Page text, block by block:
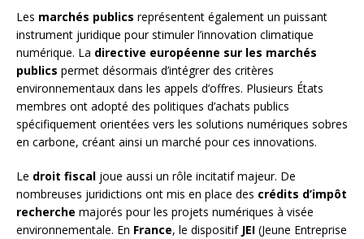
Les marchés publics représentent également un puissant
instrument juridique pour stimuler l’innovation climatique
numérique. La directive européenne sur les marchés
publics permet désormais d’intégrer des critères
environnementaux dans les appels d’offres. Plusieurs États
membres ont adopté des politiques d’achats publics
spécifiquement orientées vers les solutions numériques sobres
en carbone, créant ainsi un marché pour ces innovations.
Le droit fiscal joue aussi un rôle incitatif majeur. De
nombreuses juridictions ont mis en place des crédits d’impôt
recherche majorés pour les projets numériques à visée
environnementale. En France, le dispositif JEI (Jeune Entreprise